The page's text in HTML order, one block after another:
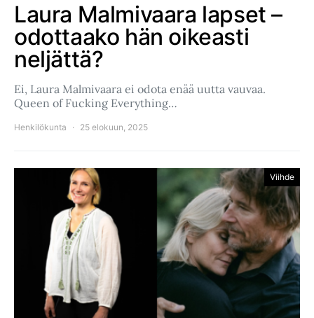
Laura Malmivaara lapset –
odottaako hän oikeasti
neljättä?
Ei, Laura Malmivaara ei odota enää uutta vauvaa.
Queen of Fucking Everything…
Henkilökunta 25 elokuun, 2025
Viihde